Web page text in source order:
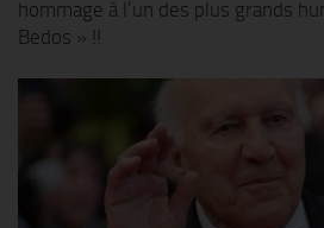
hommage à l’un des plus grands
Bedos » !!